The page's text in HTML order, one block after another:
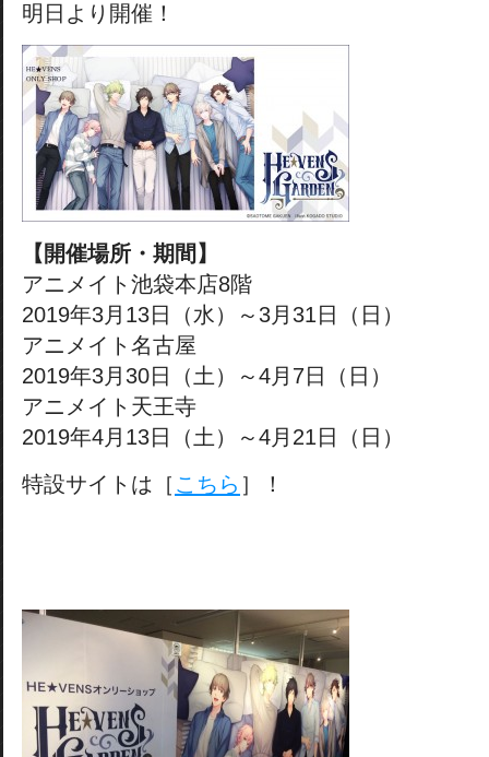
明日より開催！
【開催場所・期間】
アニメイト池袋本店8階
2019年3月13日（水）～3月31日（日）
アニメイト名古屋
2019年3月30日（土）～4月7日（日）
アニメイト天王寺
2019年4月13日（土）～4月21日（日）
特設サイトは［ こちら ］！